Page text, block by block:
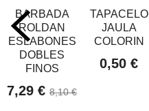
BARBADA
ROLDAN
ESLABONES
DOBLES
FINOS
7,29 € 8,10 €
TAPACELO
JAULA
COLORIN
0,50 €